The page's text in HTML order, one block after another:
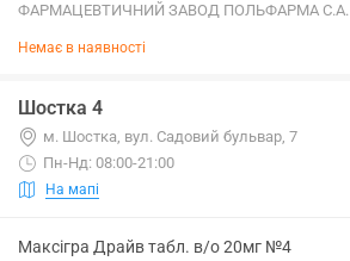
ФАРМАЦЕВТИЧНИЙ ЗАВОД ПОЛЬФАРМА С.А.
Немає в наявності
Шостка 4
м. Шостка, вул. Садовий бульвар, 7
Пн-Нд: 08:00-21:00
На мапі
Максігра Драйв табл. в/о 20мг №4